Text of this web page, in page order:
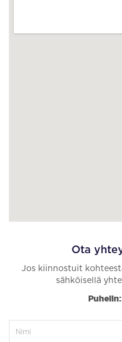
Ota
Jos kiinnostuit
sähköisellä